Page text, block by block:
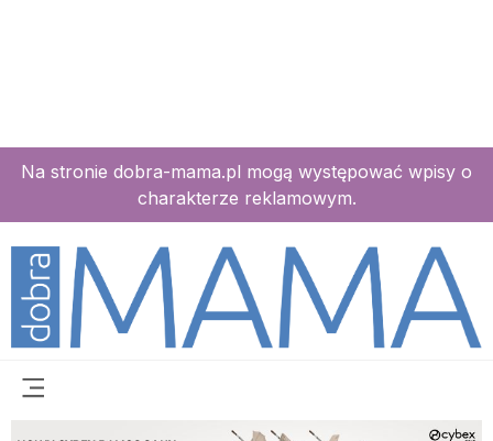
Na stronie dobra-mama.pl mogą występować wpisy o
charakterze reklamowym.